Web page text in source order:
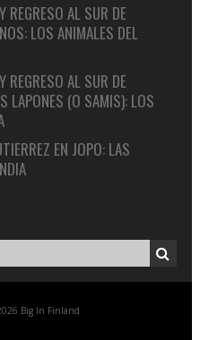
REGRESO AL SUR DE
LOS ANIMALES DEL
REGRESO AL SUR DE
LAPONES (O SAMIS): LOS
EN JOPO: LAS
Big In Finland